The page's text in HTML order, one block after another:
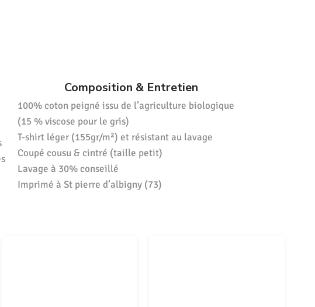
Composition & Entretien
100% coton peigné issu de l’agriculture biologique
(15 % viscose pour le gris)
T-shirt léger (155gr/m²) et résistant au lavage
Coupé cousu & cintré (taille petit)
Lavage à 30% conseillé
Imprimé à St pierre d’albigny (73)